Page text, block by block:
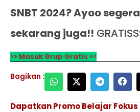
SNBT 2024? Ayoo
sekarang juga!!
>> Masuk Grup Gratis <<
Bagikan :
Dapatkan Promo Belajar Fokus